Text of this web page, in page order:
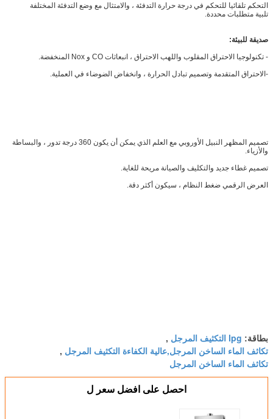
التحكم تلقائيا للتحكم في درجة حرارة التدفئة ، والامتثال مع وضع التدفئة المختلفة
تلبية متطلبات محددة.
صديقة للبيئة:
- تكنولوجيا الاحتراق المقلوب واللهب الاحتراق ، انبعاثات CO و Nox المنخفضة.
-الاحتراق المتقدمة وتصميم تبادل الحرارة ، وانخفاض الضوضاء في العملية.
تصميم المظهر النبيل الأوروبي مع العلم الذي يمكن أن يكون 360 درجة تدور ، والبساطة
والأزياء.
تصميم غطاء جديد والتكليف والصيانة مريحة للغاية.
العرض الرقمي ضغط النظام ، سيكون أكثر دقة.
بطاقة: lpg التكثيف المرجل ,
تكاثف الماء الساخن المرجل,عالية الكفاءة التكثيف المرجل ,
تكاثف الماء الساخن المرجل
احصل على افضل سعر ل